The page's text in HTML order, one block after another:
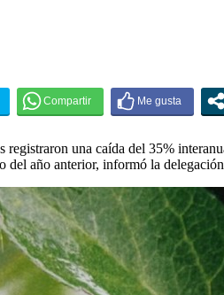
registraron una caída del 35%
del año anterior, informó la